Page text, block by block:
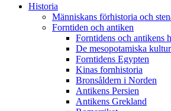
Historia
Människans förhistoria och
Forntiden och antiken
Forntidens och antikens
De mesopotamiska
Forntidens Egypten
Kinas fornhistoria
Bronsåldern i Norden
Antikens Persien
Antikens Grekland